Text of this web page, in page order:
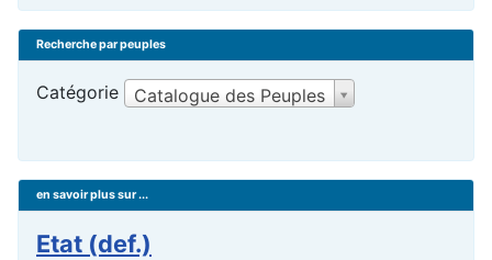
Recherche par peuples
Catégorie Catalogue des Peuples
en savoir plus sur ...
Etat (def.)